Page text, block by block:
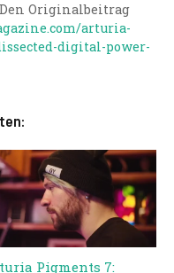
Originalbeitrag
arturia-
digital-power-
Pigments 7: